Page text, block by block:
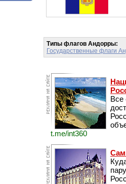
Типы флагов Андорры:
Государственные флаги
Все
t.me/int360